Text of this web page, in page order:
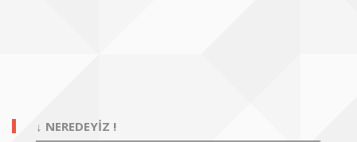
↓ NEREDEYİZ !